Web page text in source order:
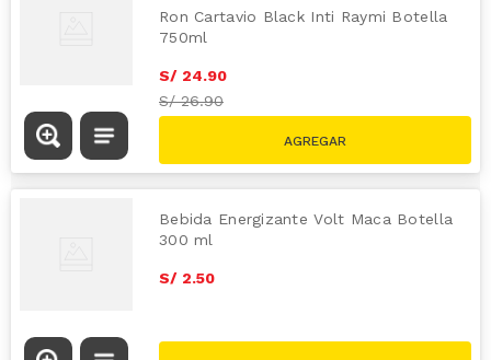
Ron Cartavio Black Inti Raymi Botella
750ml
S/ 24.90
S/26.90
Bebida Energizante Volt Maca Botella
300 ml
S/ 2.50